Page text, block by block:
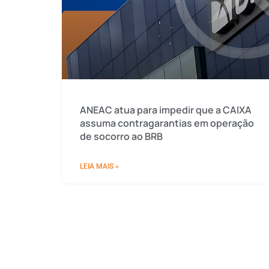
ANEAC atua para impedir que a CAIXA
assuma contragarantias em operação
de socorro ao BRB
LEIA MAIS »